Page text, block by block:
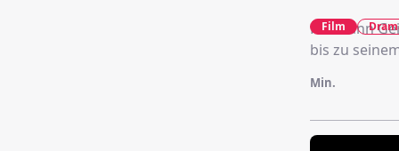
Hermann
bis zu
Min.
Film